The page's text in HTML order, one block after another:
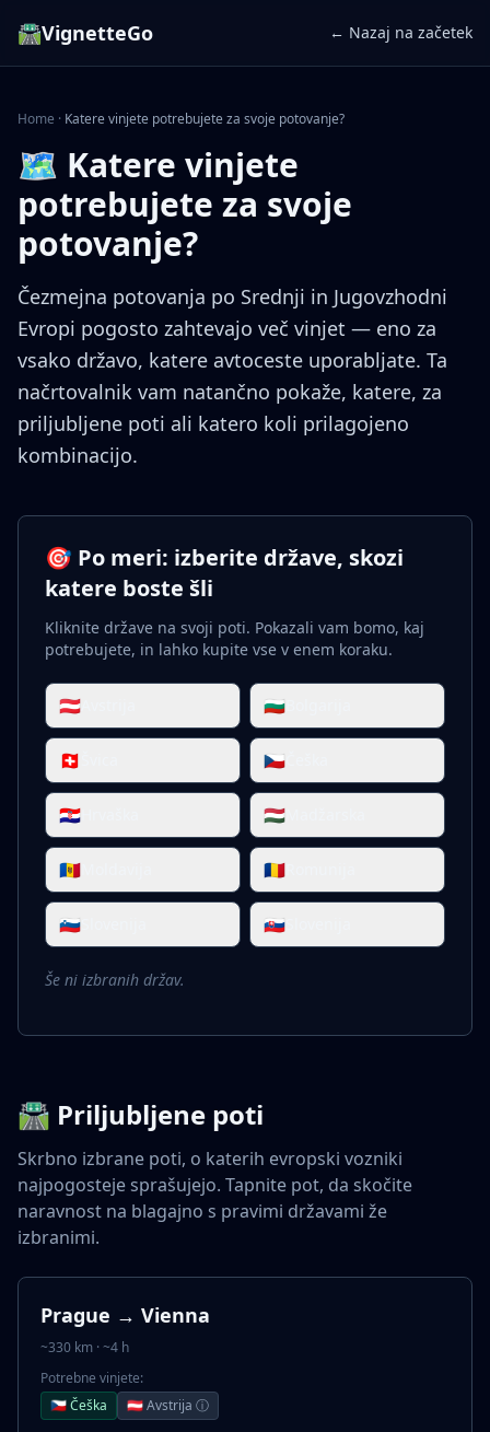
🛣️VignetteGo ← Nazaj na začetek
Home · Katere vinjete potrebujete za svoje potovanje?
🗺️ Katere vinjete
potrebujete za svoje
potovanje?
Čezmejna potovanja po Srednji in Jugovzhodni
Evropi pogosto zahtevajo več vinjet — eno za
vsako državo, katere avtoceste uporabljate. Ta
načrtovalnik vam natančno pokaže, katere, za
priljubljene poti ali katero koli prilagojeno
kombinacijo.
🎯 Po meri: izberite države, skozi
katere boste šli
Kliknite države na svoji poti. Pokazali vam bomo, kaj
potrebujete, in lahko kupite vse v enem koraku.
🇦🇹 🇧🇬
🇨🇭 🇨🇿
🇭🇷 🇭🇺
🇲🇩 🇷🇴
🇸🇮 🇸🇰
Še ni izbranih držav.
🛣️ Priljubljene poti
Skrbno izbrane poti, o katerih evropski vozniki
najpogosteje sprašujejo. Tapnite pot, da skočite
naravnost na blagajno s pravimi državami že
izbranimi.
Prague → Vienna
~330 km · ~4 h
Potrebne vinjete:
🇨🇿 Češka
🇦🇹 Avstrija ⓘ